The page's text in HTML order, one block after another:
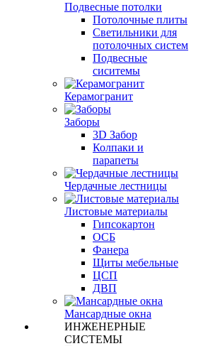
Подвесные потолки
Потолочные плиты
Светильники для
потолочных систем
Подвесные
сиситемы
Керамогранит
Заборы
3D Забор
Колпаки и
парапеты
Чердачные лестницы
Листовые материалы
Гипсокартон
ОСБ
Фанера
Щиты мебельные
ЦСП
ДВП
Мансардные окна
ИНЖЕНЕРНЫЕ
СИСТЕМЫ